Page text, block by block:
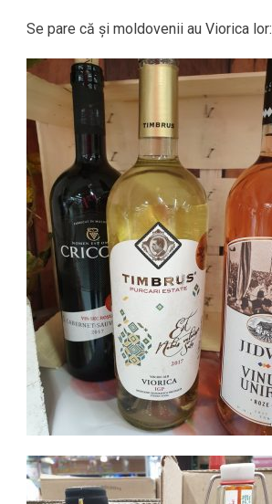
Se pare că și moldovenii au Viorica lor: